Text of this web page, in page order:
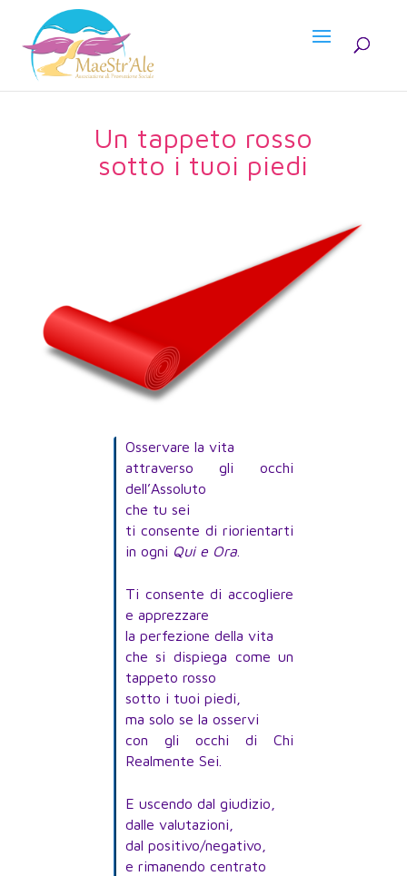
Un tappeto rosso
sotto i tuoi piedi
Osservare la vita
attraverso gli occhi
dell’Assoluto
che tu sei
ti consente di riorientarti
in ogni Qui e Ora.
Ti consente di accogliere
e apprezzare
la perfezione della vita
che si dispiega come un
tappeto rosso
sotto i tuoi piedi,
ma solo se la osservi
con gli occhi di Chi
Realmente Sei.
E uscendo dal giudizio,
dalle valutazioni,
dal positivo/negativo,
e rimanendo centrato